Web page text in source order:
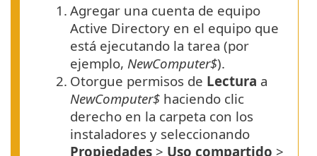
1. Agregar una cuenta de equipo
Active Directory en el equipo que
está ejecutando la tarea (por
ejemplo, NewComputer$).
2. Otorgue permisos de Lectura a
NewComputer$ haciendo clic
derecho en la carpeta con los
instaladores y seleccionando
Propiedades > Uso compartido >